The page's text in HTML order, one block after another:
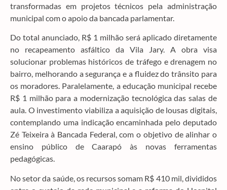
transformadas em projetos técnicos pela administração
municipal com o apoio da bancada parlamentar.
Do total anunciado, R$ 1 milhão será aplicado diretamente
no recapeamento asfáltico da Vila Jary. A obra visa
solucionar problemas históricos de tráfego e drenagem no
bairro, melhorando a segurança e a fluidez do trânsito para
os moradores. Paralelamente, a educação municipal recebe
R$ 1 milhão para a modernização tecnológica das salas de
aula. O investimento viabiliza a aquisição de lousas digitais,
contemplando uma indicação encaminhada pelo deputado
Zé Teixeira à Bancada Federal, com o objetivo de alinhar o
ensino público de Caarapó às novas ferramentas
pedagógicas.
No setor da saúde, os recursos somam R$ 410 mil, divididos